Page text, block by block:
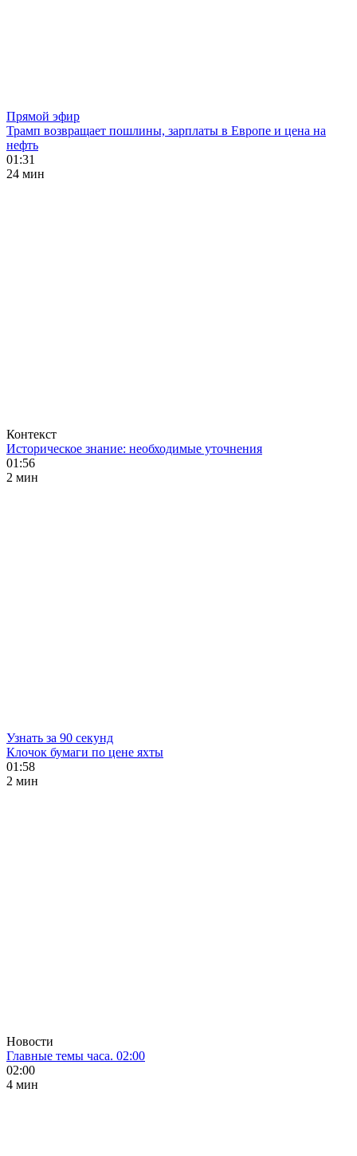
Прямой эфир
Трамп возвращает пошлины, зарплаты в Европе и цена на
нефть
01:31
24 мин
Контекст
Историческое знание: необходимые уточнения
01:56
2 мин
Узнать за 90 секунд
Клочок бумаги по цене яхты
01:58
2 мин
Новости
Главные темы часа. 02:00
02:00
4 мин